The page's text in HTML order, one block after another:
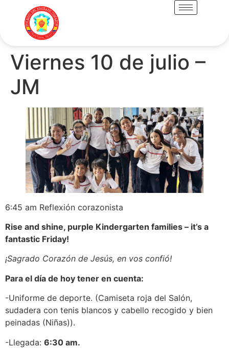
Viernes 10 de julio –
JM
6:45 am Reflexión corazonista
Rise and shine, purple Kindergarten families – it’s a
fantastic Friday!
¡Sagrado Corazón de Jesús, en vos confió!
Para el día de hoy tener en cuenta:
-Uniforme de deporte. (Camiseta roja del Salón,
sudadera con tenis blancos y cabello recogido y bien
peinadas (Niñas)).
-Llegada: 6:30 am.